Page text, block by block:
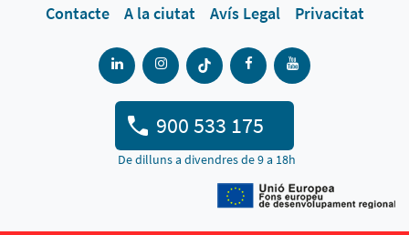
Contacte A la ciutat Avís Legal Privacitat
900 533 175
De dilluns a divendres de 9 a 18h